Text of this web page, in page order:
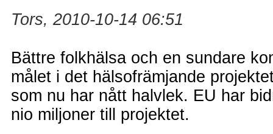
Tors, 2010-10-14 06:51
Bättre folkhälsa och en sundare
målet i det hälsofrämjande
som nu har nått halvlek. EU har
nio miljoner till projektet.